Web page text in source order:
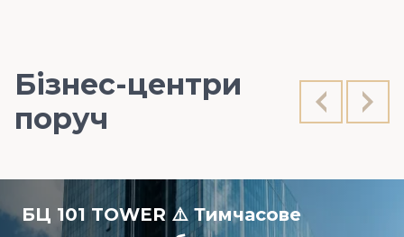
Бізнес-центри
поруч
БЦ 101 TOWER ⚠️ Тимчасове